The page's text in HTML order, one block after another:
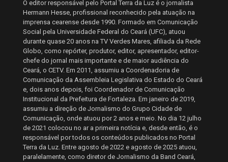
O editor responsável pelo Portal Terra da Luz é o jornalista
Hermann Hesse, profissional reconhecido pela atuação na
imprensa cearense desde 1990. Formado em Comunicação
Social pela Universidade Federal do Ceará (UFC), atuou
durante quase 20 anos na TV Verdes Mares, afiliada da Rede
Globo, como repórter, produtor, editor, apresentador, editor-
chefe do jornal mais importante e de maior audiência do
Ceará, o CETV. Em 2011, assumiu a Coordenadoria de
Comunicação da Assembleia Legislativa do Estado do Ceará
e, dois anos depois, foi Coordenador de Comunicação
Institucional da Prefeitura de Fortaleza. Em janeiro de 2019,
assumiu a direção de Jornalismo do Grupo Cidade de
Comunicação, onde atuou por 2 anos e meio. No dia 12 julho
de 2021 colocou no ar a primeira notícia e, desde então, é o
responsável por todos os conteúdos publicados no Portal
Terra da Luz. Entre agosto de 2022 e agosto de 2025 atuou,
paralelamente, como diretor de Jornalismo da Band Ceará,